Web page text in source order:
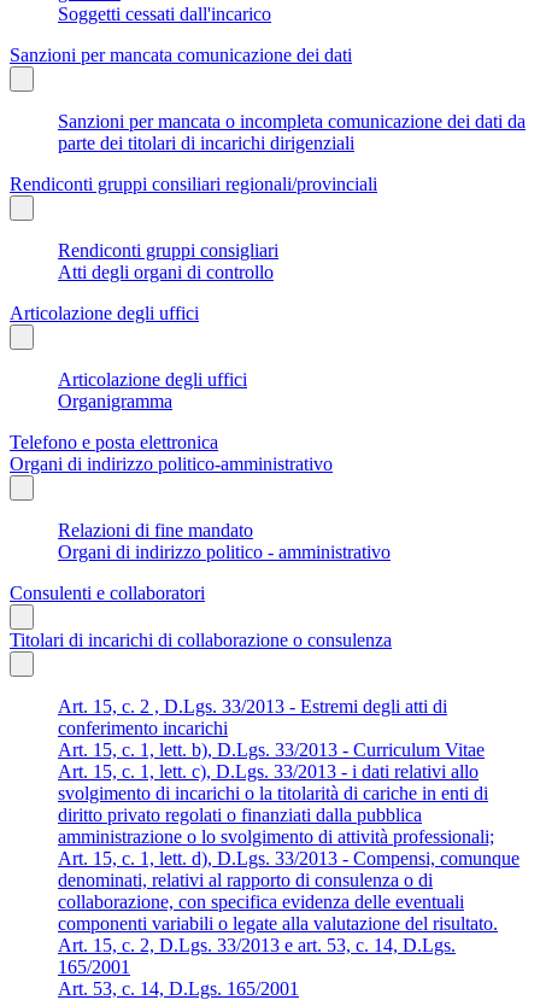
Soggetti cessati dall'incarico
Sanzioni per mancata comunicazione dei dati
Sanzioni per mancata o incompleta comunicazione dei dati da
parte dei titolari di incarichi dirigenziali
Rendiconti gruppi consiliari regionali/provinciali
Rendiconti gruppi consigliari
Atti degli organi di controllo
Articolazione degli uffici
Articolazione degli uffici
Organigramma
Telefono e posta elettronica
Organi di indirizzo politico-amministrativo
Relazioni di fine mandato
Organi di indirizzo politico - amministrativo
Consulenti e collaboratori
Titolari di incarichi di collaborazione o consulenza
Art. 15, c. 2 , D.Lgs. 33/2013 - Estremi degli atti di
conferimento incarichi
Art. 15, c. 1, lett. b), D.Lgs. 33/2013 - Curriculum Vitae
Art. 15, c. 1, lett. c), D.Lgs. 33/2013 - i dati relativi allo
svolgimento di incarichi o la titolarità di cariche in enti di
diritto privato regolati o finanziati dalla pubblica
amministrazione o lo svolgimento di attività professionali;
Art. 15, c. 1, lett. d), D.Lgs. 33/2013 - Compensi, comunque
denominati, relativi al rapporto di consulenza o di
collaborazione, con specifica evidenza delle eventuali
componenti variabili o legate alla valutazione del risultato.
Art. 15, c. 2, D.Lgs. 33/2013 e art. 53, c. 14, D.Lgs.
165/2001
Art. 53, c. 14, D.Lgs. 165/2001